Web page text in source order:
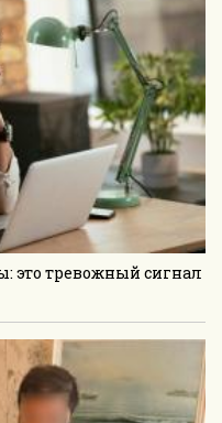
это тревожный сигнал